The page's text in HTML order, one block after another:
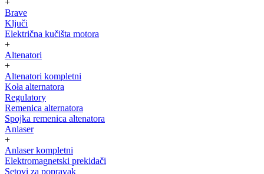
+
Brave
Ključi
Električna kučišta motora
+
Altenatori
+
Altenatori kompletni
Koła alternatora
Regulatory
Remenica alternatora
Spojka remenica altenatora
Anlaser
+
Anlaser kompletni
Elektromagnetski prekidači
Setovi za popravak